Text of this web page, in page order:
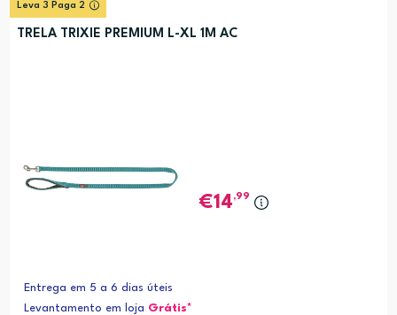
Leva 3 Paga 2
TRELA TRIXIE PREMIUM L-XL 1M AC
14,99
Entrega em 5 a 6 dias úteis
Levantamento em loja Grátis*